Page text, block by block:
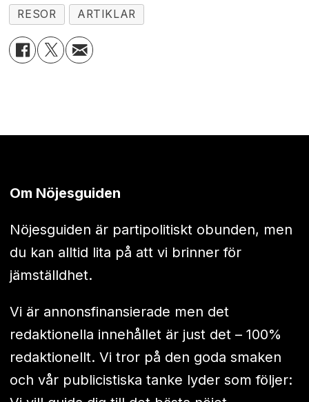
RESOR
ARTIKLAR
Om Nöjesguiden
Nöjesguiden är partipolitiskt obunden, men
du kan alltid lita på att vi brinner för
jämställdhet.
Vi är annonsfinansierade men det
redaktionella innehållet är just det – 100%
redaktionellt. Vi tror på den goda smaken
och vår publicistiska tanke lyder som följer: